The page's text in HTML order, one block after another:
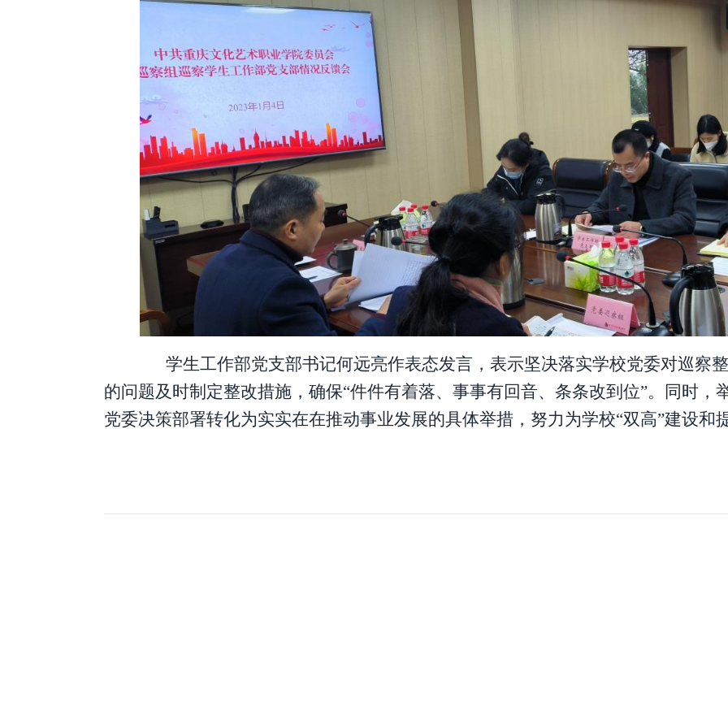
学生工作部党支部书记何远亮作表态发言 ， 表示坚决落实学校党委对巡察
的问题及时制定整改措施， 确保“件件有着落、事事有回音、条条改到位”。 同时，
党委决策部署转化为实实在在推动事业发展的具体举措 ，努力为学校“双高”建设和